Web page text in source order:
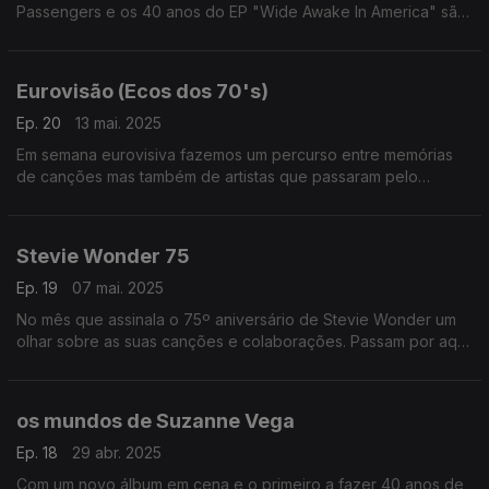
Passengers e os 40 anos do EP "Wide Awake In America" são
Eurovisão (Ecos dos 70's)
Ep. 20
13 mai. 2025
Em semana eurovisiva fazemos um percurso entre memórias
de canções mas também de artistas que passaram pelo
Stevie Wonder 75
Ep. 19
07 mai. 2025
No mês que assinala o 75º aniversário de Stevie Wonder um
olhar sobre as suas canções e colaborações. Passam por aqui
os mundos de Suzanne Vega
Ep. 18
29 abr. 2025
Com um novo álbum em cena e o primeiro a fazer 40 anos de